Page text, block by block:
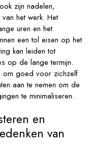
zijn nadelen,
het werk. Het
uren en het
een tol eisen op het
kan leiden tot
op de lange termijn.
om goed voor zichzelf
aan te nemen om de
te minimaliseren.
en
van